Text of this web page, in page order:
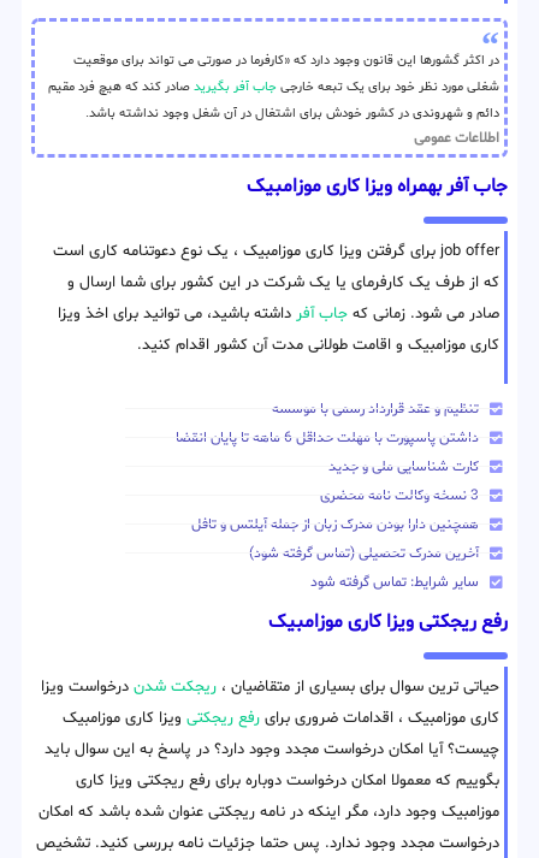
در اکثر گشورها این قانون وجود دارد که «کارفرما در صورتی می تواند برای موقعیت
شغلی مورد نظر خود برای یک تبعه خارجی جاب آفر بگیرید صادر کند که هیچ فرد مقیم
دائم و شهروندی در کشور خودش برای اشتغال در آن شغل وجود نداشته باشد.
اطلاعات عمومی
جاب آفر بهمراه ویزا کاری موزامبیک
job offer برای گرفتن ویزا کاری موزامبیک ، یک نوع دعوتنامه کاری است
که از طرف یک کارفرمای یا یک شرکت در این کشور برای شما ارسال و
صادر می شود. زمانی که جاب آفر داشته باشید، می توانید برای اخذ ویزا
کاری موزامبیک و اقامت طولانی مدت آن کشور اقدام کنید.
تنظیم و عقد قرارداد رسمی با موسسه
داشتن پاسپورت با مهلت حداقل 6 ماهه تا پایان انقضا
کارت شناسایی ملی و جدید
3 نسخه وکالت نامه محضری
همچنین دارا بودن مدرک زبان از جمله آیلتس و تافل
آخرین مدرک تحصیلی (تماس گرفته شود)
سایر شرایط: تماس گرفته شود
رفع ریجکتی ویزا کاری موزامبیک
حیاتی ترین سوال برای بسیاری از متقاضیان ، ریجکت شدن درخواست ویزا
کاری موزامبیک ، اقدامات ضروری برای رفع ریجکتی ویزا کاری موزامبیک
چیست؟ آیا امکان درخواست مجدد وجود دارد؟ در پاسخ به این سوال باید
بگوییم که معمولا امکان درخواست دوباره برای رفع ریجکتی ویزا کاری
موزامبیک وجود دارد، مگر اینکه در نامه ریجکتی عنوان شده باشد که امکان
درخواست مجدد وجود ندارد. پس حتما جزئیات نامه بررسی کنید. تشخیص